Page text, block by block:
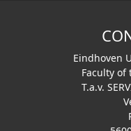
Eindhoven
Faculty of
T.a.v.